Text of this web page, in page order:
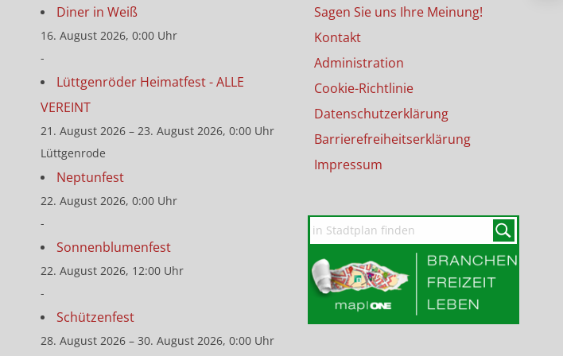
Diner in Weiß
16. August 2026, 0:00 Uhr
-
Lüttgenröder Heimatfest - ALLE
VEREINT
21. August 2026 – 23. August 2026, 0:00 Uhr
Lüttgenrode
Neptunfest
22. August 2026, 0:00 Uhr
-
Sonnenblumenfest
22. August 2026, 12:00 Uhr
-
Schützenfest
28. August 2026 – 30. August 2026, 0:00 Uhr
Sagen Sie uns Ihre Meinung!
Kontakt
Administration
Cookie-Richtlinie
Datenschutzerklärung
Barrierefreiheitserklärung
Impressum